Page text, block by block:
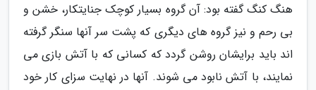
هنگ کنگ گفته بود: آن گروه بسیار کوچک جنایتکار، خشن و
بی رحم و نیز گروه های دیگری که پشت سر آنها سنگر گرفته
اند باید برایشان روشن گردد که کسانی که با آتش بازی می
نمایند، با آتش نابود می شوند. آنها در نهایت سزای کار خود